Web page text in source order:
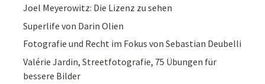
Joel Meyerowitz: Die Lizenz zu sehen
Superlife von Darin Olien
Fotografie und Recht im Fokus von Sebastian Deubelli
Valérie Jardin, Streetfotografie, 75 Übungen für
bessere Bilder